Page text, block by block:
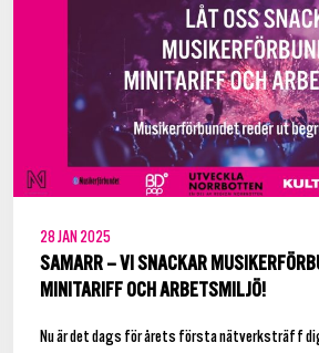
28JAN2025
SAMARR – VI SNACKAR
MINITARIFF OCH ARBETSMILJÖ!
Nu är det dags för årets första nätverksträff